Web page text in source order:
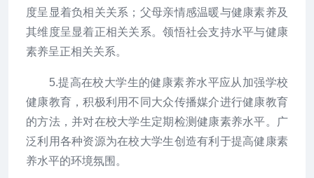
度呈显着负相关关系；父母亲情感温暖与健康素养及
其维度呈显着正相关关系。领悟社会支持水平与健康
素养呈正相关关系。
5.提高在校大学生的健康素养水平应从加强学校
健康教育，积极利用不同大众传播媒介进行健康教育
的方法，并对在校大学生定期检测健康素养水平。广
泛利用各种资源为在校大学生创造有利于提高健康素
养水平的环境氛围。